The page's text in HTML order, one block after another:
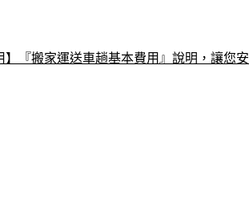
】『搬家運送車趟基本費用』說明，讓您安